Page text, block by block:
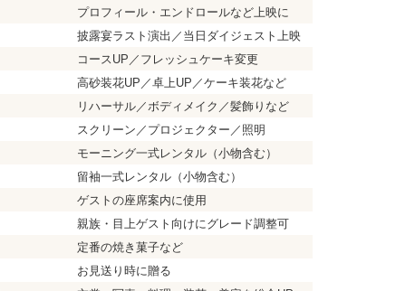
プロフィール・エンドロールなど上映に
披露宴ラスト演出／ 当日ダイジェスト上映
コースUP／フレッシュケーキ変更
高砂装花UP／卓上UP／ケーキ装花など
リハーサル／ボディメイク／髪飾りなど
スクリーン／プロジェクター／照明
モーニング一式レンタル （小物含む）
留袖一式レンタル （小物含む）
ゲストの座席案内に使用
親族・目上ゲスト向けに グレード調整可
定番の焼き菓子など
お見送り時に贈る